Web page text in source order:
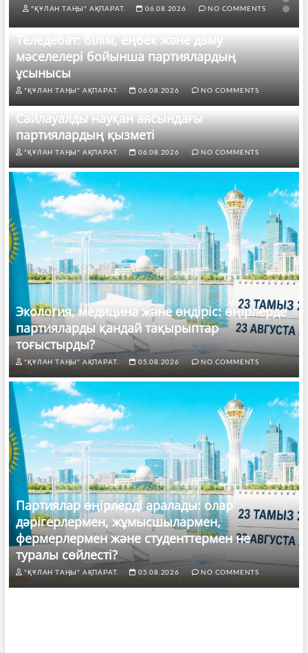
"ҚҰЛАН ТАҢЫ" АҚПАРАТ. 06.08.2026 NO COMMENTS
Теледебат: білім, еңбек және даму
мәселелері бойынша партиялардың
ұсынысы
"ҚҰЛАН ТАҢЫ" АҚПАРАТ. 06.08.2026 NO COMMENTS
Сайлауалды науқан аясындағы
партиялардың қызметі
"ҚҰЛАН ТАҢЫ" АҚПАРАТ. 06.08.2026 NO COMMENTS
Экология, медицина және өндіріс: өңірлерде
партияларды қандай тақырыптар
тоғыстырды?
"ҚҰЛАН ТАҢЫ" АҚПАРАТ. 05.08.2026 NO COMMENTS
Партиялар өңірлерді аралады: олар
дәрігерлермен, жұмысшылармен,
фермерлермен және студенттермен не
туралы сөйлесті?
"ҚҰЛАН ТАҢЫ" АҚПАРАТ. 05.08.2026 NO COMMENTS